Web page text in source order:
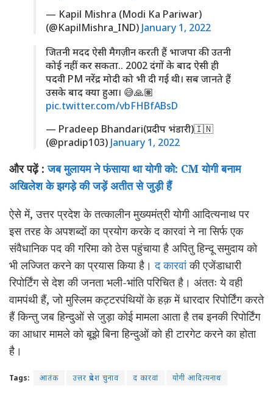
— Kapil Mishra (Modi Ka Pariwar)
(@KapilMishra_IND) January 1, 2022
जितनी मदद ऐसी मैगज़ीन करती हैं भाजपा की उतनी
कोई नहीं कर सकता.. 2002 दंगों के बाद ऐसी ही
पदवी PM नरेंद्र मोदी को भी दी गई थी। सब जानते हैं
उसके बाद क्या हुआ। 😅🙏🏽
pic.twitter.com/vbFHBfABsD
— Pradeep Bhandari(प्रदीप भंडारी)🇮🇳
(@pradip103) January 1, 2022
और पढ़ें :जब मुलायम ने फंसाया था योगी को: CM योगी बनाम
अखिलेश के झगड़े की जड़ें अतीत से जुड़ी हैं
ऐसे में, उत्तर प्रदेश के तत्कालीन मुख्यमंत्री योगी आदित्यनाथ पर
इस तरह के अपशब्दों का प्रयोग करके द कारवां ने ना सिर्फ एक
संवैधानिक पद की गरिमा को ठेस पहुंचाया है अपितु हिन्दू समुदाय को
भी लज्जित करने का प्रयास किया है ।द कारवांकी एजेंडाधारी
रिपोर्टिंग से देश की जनता भली-भांति परिचित है । अंततः ये वही
वामपंथी हैं, जो मुस्लिम कट्टरपंथियों के हक़ में धारदार रिपोर्टिंग करते
हैं किन्तु जब हिन्दुओं से जुड़ा कोई मामला आता है तब इनकी रिपोर्टिंग
का आधार मामले को बूझे बिना हिन्दुओं को ही टारगेट करने का होता
है।
Tags: आतंक उत्तर प्रदेश चुनाव द कारवां योगी आदित्यनाथ